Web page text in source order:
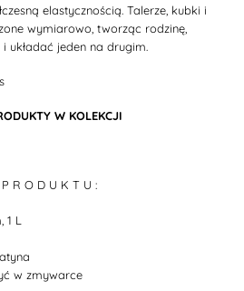
elastycznością. Talerze, kubki i
wymiarowo, tworząc rodzinę,
układać jeden na drugim.
W KOLEKCJI
R O D U K T U :
L
w zmywarce